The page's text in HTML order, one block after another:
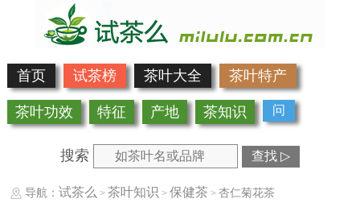
首页 试茶榜 茶叶大全 茶叶特产
茶叶功效 特征 产地 茶知识 问
搜索 查找 ▷
导航： 试茶么 > 茶叶知识 > 保健茶 > 杏仁菊花茶